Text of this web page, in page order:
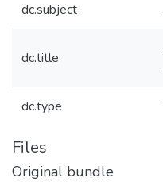
dc.subject
dc.title
dc.type
Files
Original bundle